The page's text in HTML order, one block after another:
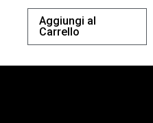
Aggiungi al
Carrello